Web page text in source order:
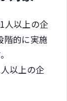
人以上の企
階的に実施
以上の企